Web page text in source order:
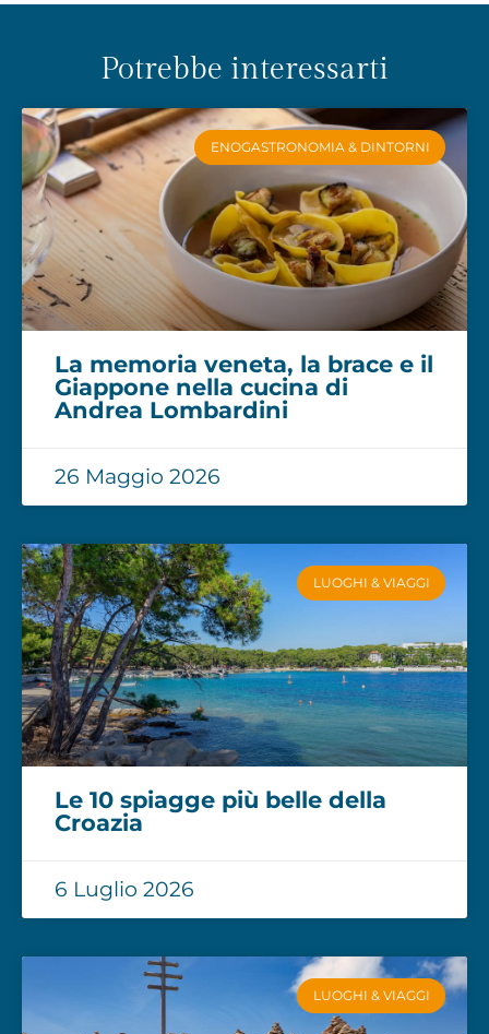
Potrebbe interessarti
ENOGASTRONOMIA & DINTORNI
La memoria veneta, la brace e il
Giappone nella cucina di
Andrea Lombardini
26 Maggio 2026
LUOGHI & VIAGGI
Le 10 spiagge più belle della
Croazia
6 Luglio 2026
LUOGHI & VIAGGI